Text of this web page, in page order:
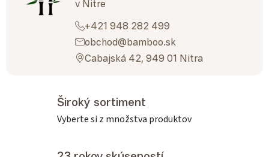
v Nitre
+421 948 282 499
obchod@bamboo.sk
Cabajská 42, 949 01 Nitra
Široký sortiment
Vyberte si z množstva produktov